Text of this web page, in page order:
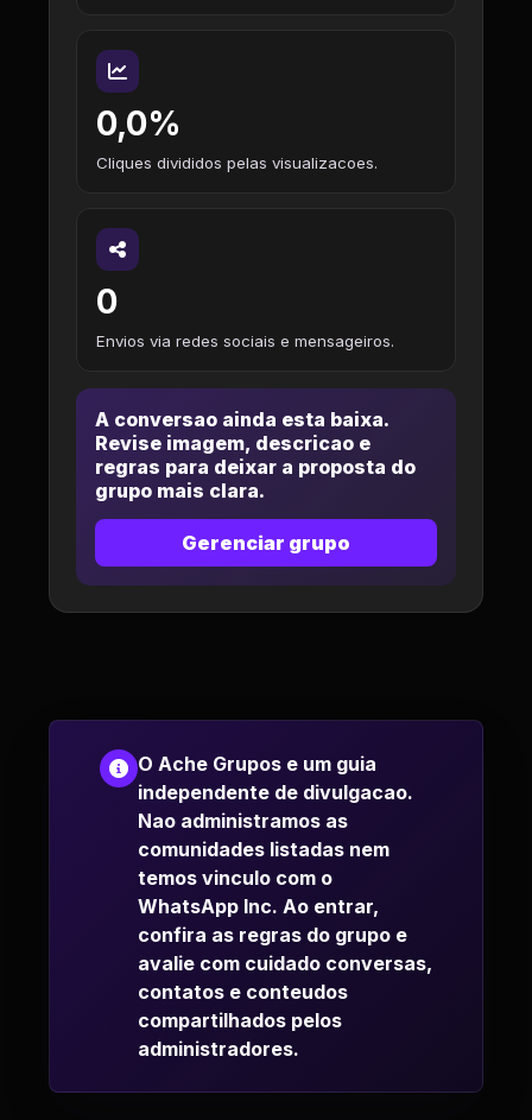
0,0%
Cliques divididos pelas visualizacoes.
0
Envios via redes sociais e mensageiros.
A conversao ainda esta baixa.
Revise imagem, descricao e
regras para deixar a proposta do
grupo mais clara.
Gerenciar grupo
O Ache Grupos e um guia
independente de divulgacao.
Nao administramos as
comunidades listadas nem
temos vinculo com o
WhatsApp Inc. Ao entrar,
confira as regras do grupo e
avalie com cuidado conversas,
contatos e conteudos
compartilhados pelos
administradores.